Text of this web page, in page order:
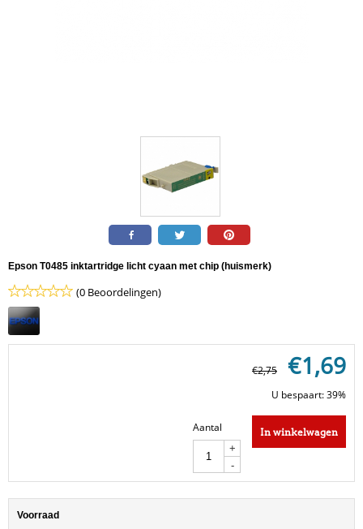
Epson T0485 inktartridge licht cyaan met chip (huismerk)
(0 Beoordelingen)
€2,75 €1,69
U bespaart: 39%
Aantal
+
-
In winkelwagen
Voorraad